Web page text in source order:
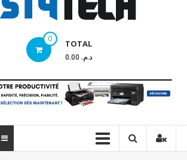
0 TOTAL
د.م. 0.00